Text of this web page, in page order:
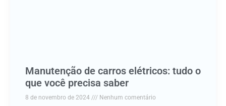
Manutenção de carros elétricos: tudo o
que você precisa saber
8 de novembro de 2024 Nenhum comentário